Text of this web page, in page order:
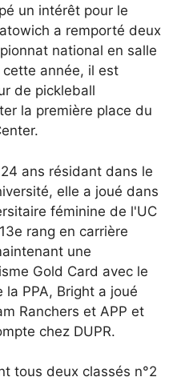
un intérêt pour le
a remporté deux
national en salle
année, il est
de pickleball
la première place du
ans résidant dans le
elle a joué dans
féminine de l'UC
rang en carrière
une
Gold Card avec le
la PPA, Bright a joué
Ranchers et APP et
chez DUPR.
tous deux classés n°2